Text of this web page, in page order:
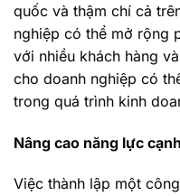
quốc và thậm chí cả
nghiệp có thể mở rộng
với nhiều khách hàng
cho doanh nghiệp có
trong quá trình kinh
Nâng cao năng lực
Việc thành lập một